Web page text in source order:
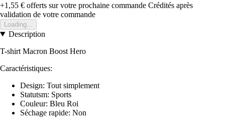
+1,55 € offerts sur votre prochaine commande Crédités après
validation de votre commande
Loading...
Description
T-shirt Macron Boost Hero
Caractéristiques:
Design: Tout simplement
Statutsm: Sports
Couleur: Bleu Roi
Séchage rapide: Non